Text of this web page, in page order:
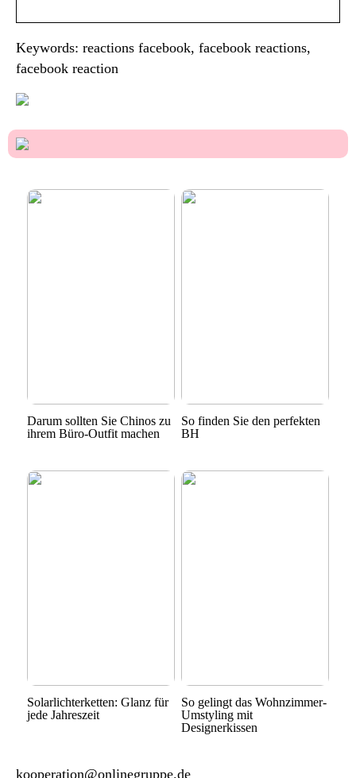
Keywords: reactions facebook, facebook reactions,
facebook reaction
Darum sollten Sie Chinos zu
ihrem Büro-Outfit machen
So finden Sie den perfekten
BH
Solarlichterketten: Glanz für
jede Jahreszeit
So gelingt das Wohnzimmer-
Umstyling mit
Designerkissen
kooperation@onlinegruppe.de